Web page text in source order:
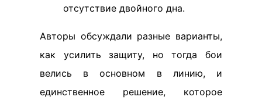
отсутствие двойного дна.
Авторы обсуждали разные варианты,
как усилить защиту, но тогда бои
велись в основном в линию, и
единственное решение, которое